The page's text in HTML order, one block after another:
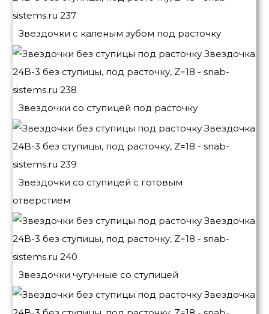
Звездочки с каленым зубом под расточку
Звездочки со ступицей под расточку
Звездочки со ступицей с готовым
отверстием
Звездочки чугунные со ступицей